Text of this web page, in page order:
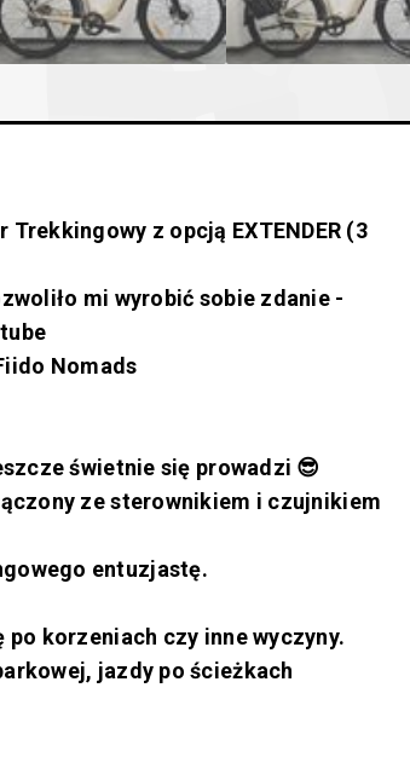
z opcją EXTENDER (3
mi wyrobić sobie zdanie -
Nomads
świetnie się prowadzi 😎
ze sterownikiem i czujnikiem
entuzjastę.
po korzeniach czy inne wyczyny.
jazdy po ścieżkach